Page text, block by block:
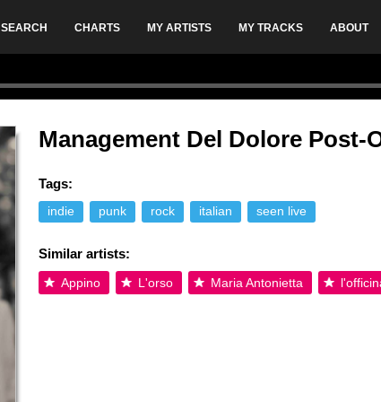
SEARCH CHARTS MY ARTISTS MY TRACKS ABOUT
Management Del Dolore Post-
Tags:
indie punk rock italian seen live
Similar artists:
Appino L'orso Maria Antonietta